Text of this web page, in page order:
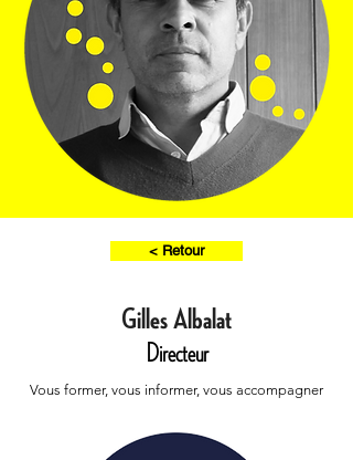
< Retour
Gilles Albalat
Directeur
Vous former, vous informer, vous accompagner